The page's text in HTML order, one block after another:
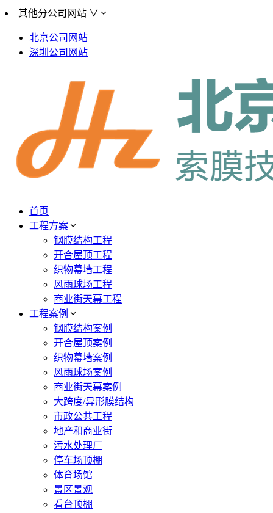
其他分公司网站 ∨
北京公司网站
深圳公司网站
首页
工程方案
钢膜结构工程
开合屋顶工程
织物幕墙工程
风雨球场工程
商业街天幕工程
工程案例
钢膜结构案例
开合屋顶案例
织物幕墙案例
风雨球场案例
商业街天幕案例
大跨度/异形膜结构
市政公共工程
地产和商业街
污水处理厂
停车场顶棚
体育场馆
景区景观
看台顶棚